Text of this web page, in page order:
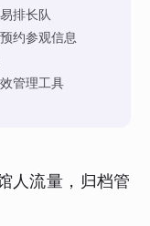
排长队
约参观信息
管理工具
人流量，归档管